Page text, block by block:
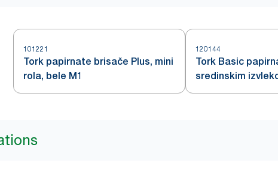
101221
Tork papirnate brisače Plus, mini
rola, bele M1
120144
Tork Basic
sredinskim